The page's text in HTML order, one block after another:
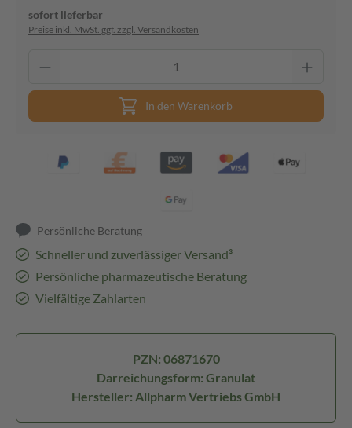
sofort lieferbar
Preise inkl. MwSt. ggf. zzgl. Versandkosten
In den Warenkorb
Persönliche Beratung
Schneller und zuverlässiger Versand³
Persönliche pharmazeutische Beratung
Vielfältige Zahlarten
PZN: 06871670
Darreichungsform: Granulat
Hersteller: Allpharm Vertriebs GmbH